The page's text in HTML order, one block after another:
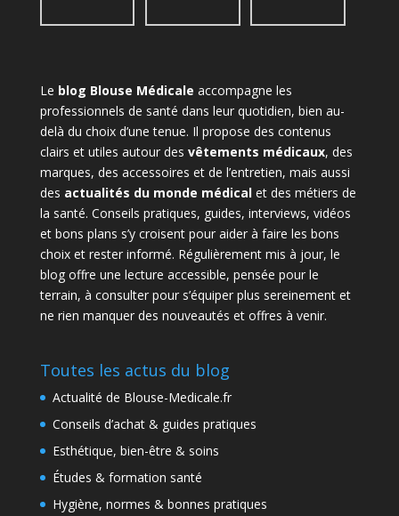
Le blog Blouse Médicale accompagne les
professionnels de santé dans leur quotidien, bien au-
delà du choix d’une tenue. Il propose des contenus
clairs et utiles autour des vêtements médicaux, des
marques, des accessoires et de l’entretien, mais aussi
des actualités du monde médicalet des métiers de
la santé. Conseils pratiques, guides, interviews, vidéos
et bons plans s’y croisent pour aider à faire les bons
choix et rester informé. Régulièrement mis à jour, le
blog offre une lecture accessible, pensée pour le
terrain, à consulter pour s’équiper plus sereinement et
ne rien manquer des nouveautés et offres à venir.
Toutes les actus du blog
Actualité de Blouse-Medicale.fr
Conseils d’achat & guides pratiques
Esthétique, bien-être & soins
Études & formation santé
Hygiène, normes & bonnes pratiques